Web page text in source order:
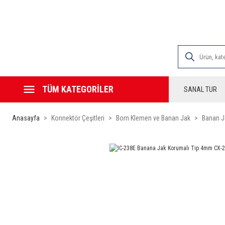
TÜM KATEGORİLER SANAL TUR
Anasayfa Konnektör Çeşitleri Born Klemen ve Banan Jak Banan